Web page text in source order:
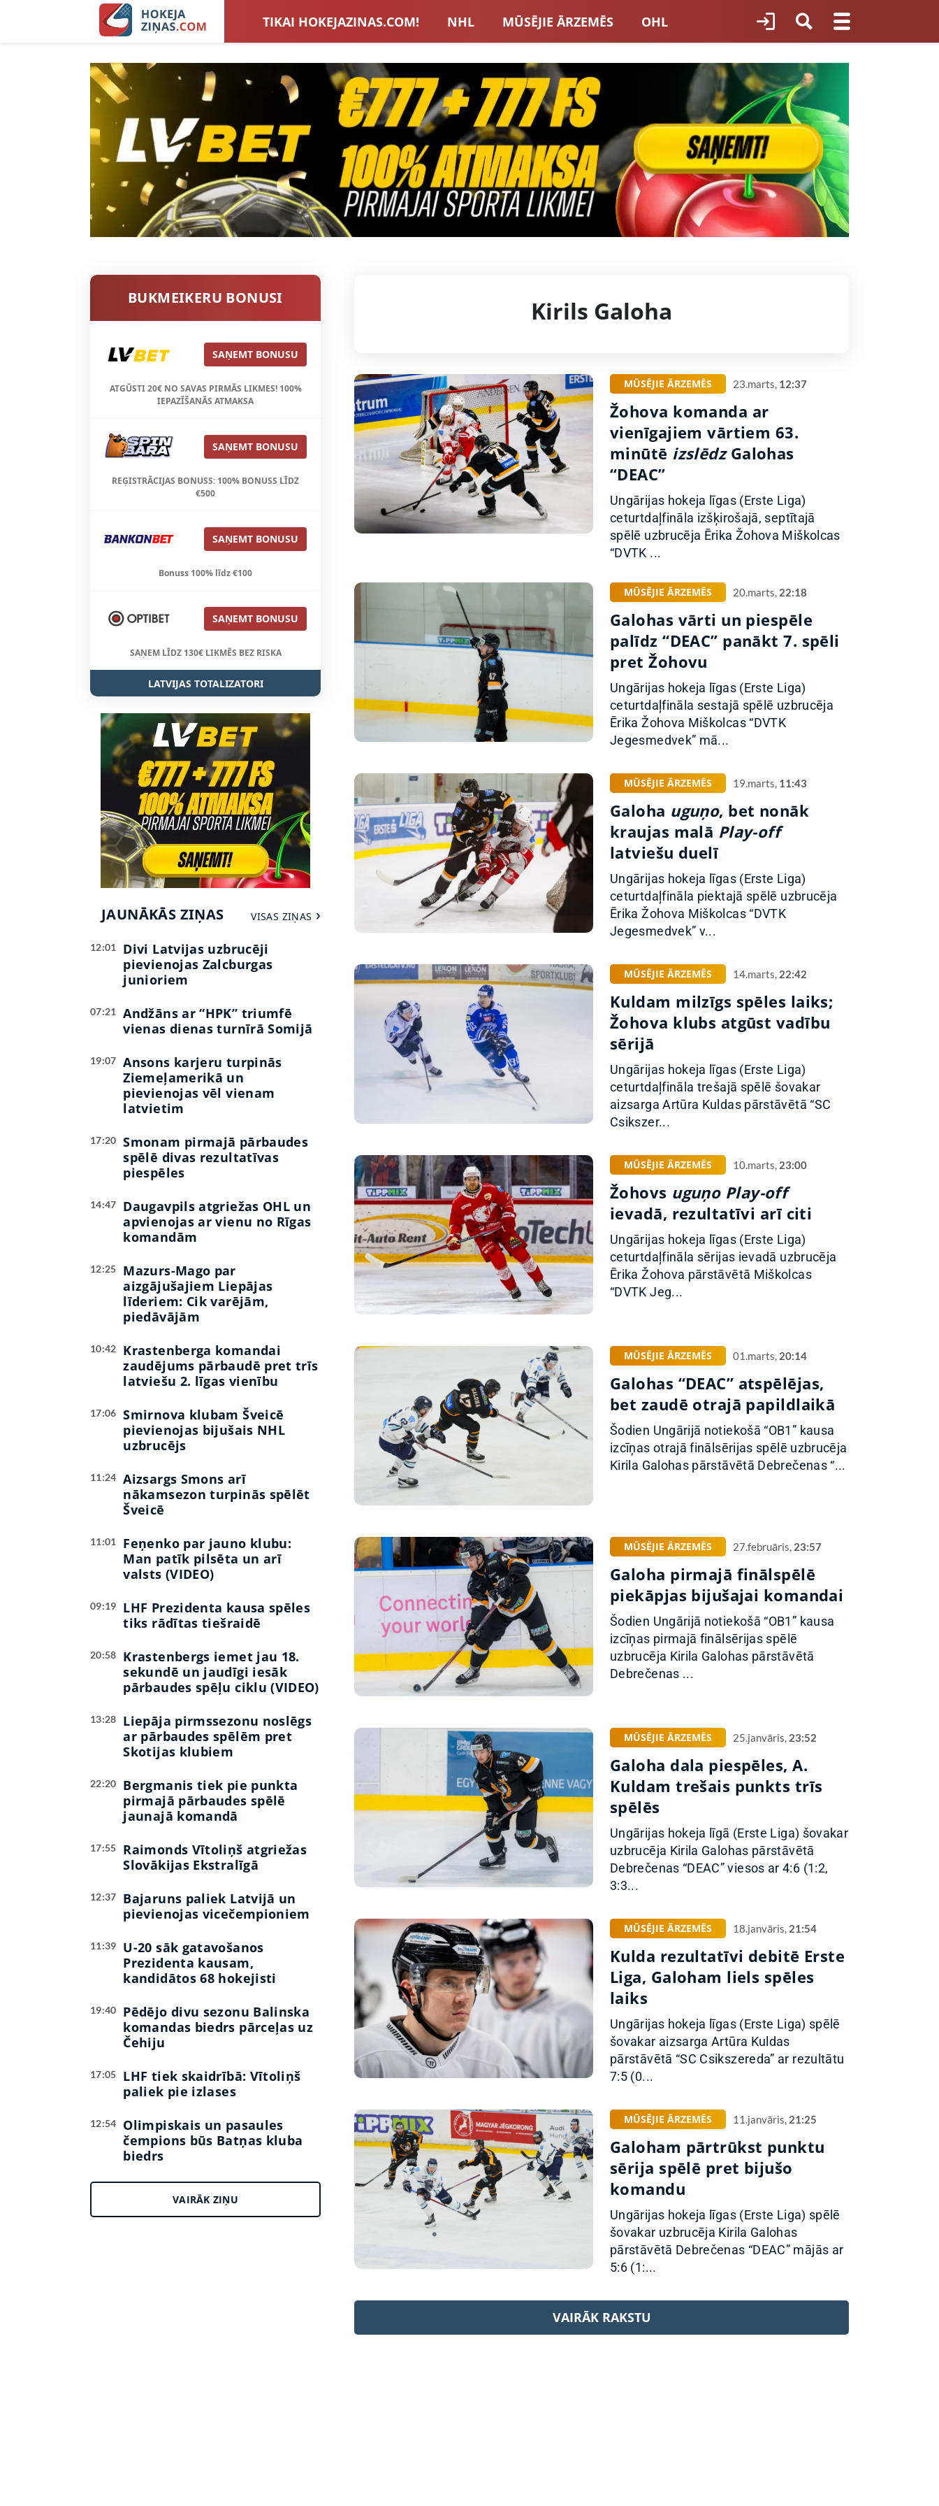
TIKAI HOKEJAZINAS.COM! NHL MŪSĒJIE ĀRZEMĒS OHL
LATVIJAS IZLASE EIROPA LVBET BONUSI JAUNATNES HOKEJS
SIEVIEŠU HOKEJS BLOGI INTERVIJAS TOTALIZATORI LATVIJĀ
TOTALIZATORU BONUSI VISAS ZIŅAS
BUKMEIKERU BONUSI
SAŅEMT BONUSU
ATGŪSTI 20€ NO SAVAS PIRMĀS LIKMES! 100%
IEPAZĪŠANĀS ATMAKSA
SAŅEMT BONUSU
REĢISTRĀCIJAS BONUSS: 100% BONUSS LĪDZ
€500
SAŅEMT BONUSU
Bonuss 100% līdz €100
SAŅEMT BONUSU
SAŅEM LĪDZ 130€ LIKMĒS BEZ RISKA
LATVIJAS TOTALIZATORI
JAUNĀKĀS ZIŅAS VISAS ZIŅAS
12:01
Divi Latvijas uzbrucēji
pievienojas Zalcburgas
junioriem
07:21
Andžāns ar “HPK” triumfē
vienas dienas turnīrā Somijā
19:07
Ansons karjeru turpinās
Ziemeļamerikā un
pievienojas vēl vienam
latvietim
17:20
Smonam pirmajā pārbaudes
spēlē divas rezultatīvas
piespēles
14:47
Daugavpils atgriežas OHL un
apvienojas ar vienu no Rīgas
komandām
12:25
Mazurs-Mago par
aizgājušajiem Liepājas
līderiem: Cik varējām,
piedāvājām
10:42
Krastenberga komandai
zaudējums pārbaudē pret trīs
latviešu 2. līgas vienību
17:06
Smirnova klubam Šveicē
pievienojas bijušais NHL
uzbrucējs
11:24
Aizsargs Smons arī
nākamsezon turpinās spēlēt
Šveicē
11:01
Feņenko par jauno klubu:
Man patīk pilsēta un arī
valsts (VIDEO)
09:19
LHF Prezidenta kausa spēles
tiks rādītas tiešraidē
20:58
Krastenbergs iemet jau 18.
sekundē un jaudīgi iesāk
pārbaudes spēļu ciklu (VIDEO)
13:28
Liepāja pirmssezonu noslēgs
ar pārbaudes spēlēm pret
Skotijas klubiem
22:20
Bergmanis tiek pie punkta
pirmajā pārbaudes spēlē
jaunajā komandā
17:55
Raimonds Vītoliņš atgriežas
Slovākijas Ekstralīgā
12:37
Bajaruns paliek Latvijā un
pievienojas vicečempioniem
11:39
U-20 sāk gatavošanos
Prezidenta kausam,
kandidātos 68 hokejisti
19:40
Pēdējo divu sezonu Balinska
komandas biedrs pārceļas uz
Čehiju
17:05
LHF tiek skaidrībā: Vītoliņš
paliek pie izlases
12:54
Olimpiskais un pasaules
čempions būs Batņas kluba
biedrs
VAIRĀK ZIŅU
Kirils Galoha
MŪSĒJIE ĀRZEMĒS 23.marts, 12:37
Žohova komanda ar
vienīgajiem vārtiem 63.
minūtē izslēdzGalohas
“DEAC”
Ungārijas hokeja līgas (Erste Liga)
ceturtdaļfināla izšķirošajā, septītajā
spēlē uzbrucēja Ērika Žohova Miškolcas
“DVTK ...
MŪSĒJIE ĀRZEMĒS 20.marts, 22:18
Galohas vārti un piespēle
palīdz “DEAC” panākt 7. spēli
pret Žohovu
Ungārijas hokeja līgas (Erste Liga)
ceturtdaļfināla sestajā spēlē uzbrucēja
Ērika Žohova Miškolcas “DVTK
Jegesmedvek” mā...
MŪSĒJIE ĀRZEMĒS 19.marts, 11:43
Galoha uguņo, bet nonāk
kraujas malā Play-off
latviešu duelī
Ungārijas hokeja līgas (Erste Liga)
ceturtdaļfināla piektajā spēlē uzbrucēja
Ērika Žohova Miškolcas “DVTK
Jegesmedvek” v...
MŪSĒJIE ĀRZEMĒS 14.marts, 22:42
Kuldam milzīgs spēles laiks;
Žohova klubs atgūst vadību
sērijā
Ungārijas hokeja līgas (Erste Liga)
ceturtdaļfināla trešajā spēlē šovakar
aizsarga Artūra Kuldas pārstāvētā “SC
Csikszer...
MŪSĒJIE ĀRZEMĒS 10.marts, 23:00
Žohovs uguņo Play-off
ievadā, rezultatīvi arī citi
Ungārijas hokeja līgas (Erste Liga)
ceturtdaļfināla sērijas ievadā uzbrucēja
Ērika Žohova pārstāvētā Miškolcas
“DVTK Jeg...
MŪSĒJIE ĀRZEMĒS 01.marts, 20:14
Galohas “DEAC” atspēlējas,
bet zaudē otrajā papildlaikā
Šodien Ungārijā notiekošā “OB1” kausa
izcīņas otrajā finālsērijas spēlē uzbrucēja
Kirila Galohas pārstāvētā Debrečenas “...
MŪSĒJIE ĀRZEMĒS 27.februāris, 23:57
Galoha pirmajā finālspēlē
piekāpjas bijušajai komandai
Šodien Ungārijā notiekošā “OB1” kausa
izcīņas pirmajā finālsērijas spēlē
uzbrucēja Kirila Galohas pārstāvētā
Debrečenas ...
MŪSĒJIE ĀRZEMĒS 25.janvāris, 23:52
Galoha dala piespēles, A.
Kuldam trešais punkts trīs
spēlēs
Ungārijas hokeja līgā (Erste Liga) šovakar
uzbrucēja Kirila Galohas pārstāvētā
Debrečenas “DEAC” viesos ar 4:6 (1:2,
3:3...
MŪSĒJIE ĀRZEMĒS 18.janvāris, 21:54
Kulda rezultatīvi debitē Erste
Liga, Galoham liels spēles
laiks
Ungārijas hokeja līgas (Erste Liga) spēlē
šovakar aizsarga Artūra Kuldas
pārstāvētā “SC Csikszereda” ar rezultātu
7:5 (0...
MŪSĒJIE ĀRZEMĒS 11.janvāris, 21:25
Galoham pārtrūkst punktu
sērija spēlē pret bijušo
komandu
Ungārijas hokeja līgas (Erste Liga) spēlē
šovakar uzbrucēja Kirila Galohas
pārstāvētā Debrečenas “DEAC” mājās ar
5:6 (1:...
VAIRĀK RAKSTU